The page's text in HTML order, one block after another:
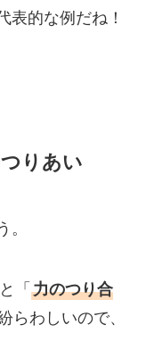
表的な例だね！
りあい
。
「 力のつり合
らわしいので、